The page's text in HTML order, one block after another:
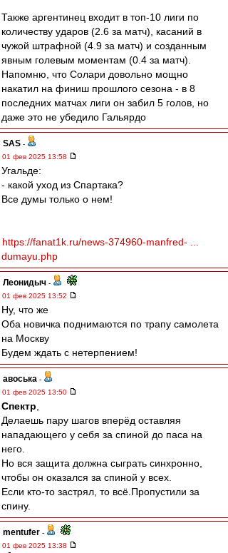
Также аргентинец входит в топ-10 лиги по
количеству ударов (2.6 за матч), касаний в
чужой штрафной (4.9 за матч) и созданным
явным голевым моментам (0.4 за матч).
Напомню, что Солари довольно мощно
накатил на финиш прошлого сезона - в 8
последних матчах лиги он забил 5 голов, но
даже это не убедило Гальярдо
SAS -
01 фев 2025 13:58
Угальде:
- какой уход из Спартака?
Все думы только о нем!
https://fanat1k.ru/news-374960-manfred- ...
dumayu.php
Леонидыч -
01 фев 2025 13:52
Ну, что же
Оба новичка поднимаются по трапу самолета
на Москву
Будем ждать с нетерпением!
авоська -
01 фев 2025 13:50
Спектр
Делаешь пару шагов вперёд оставляя
нападающего у себя за спиной до паса на
него.
Но вся защита должна сыграть синхронно,
чтобы он оказался за спиной у всех.
Если кто-то застрял, то всё.Пропустили за
спину.
mentufer -
01 фев 2025 13:38